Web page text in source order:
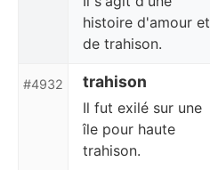
histoire d'amour et
de trahison.
#4932 trahison
Il fut exilé sur une
île pour haute
trahison.